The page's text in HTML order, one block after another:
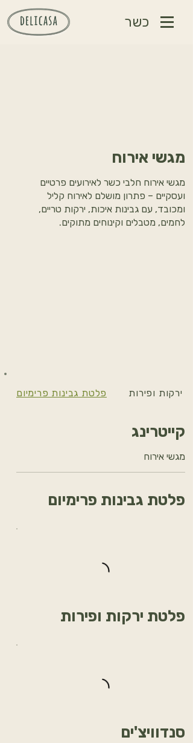
כשר
מגשי אירוח
מגשי אירוח חלבי כשר לאירועים פרטיים
ועסקיים – פתרון מושלם לאירוח קליל
ומכובד, עם גבינות איכות, ירקות טריים,
לחמים, מטבלים וקינוחים מתוקים.
קייטרינג
מגשי אירוח
פלטת גבינות פרימיום
פלטת ירקות ופירות
סנדוויצ'ים
פלטת גבינות פרימיום ירקות ופירות